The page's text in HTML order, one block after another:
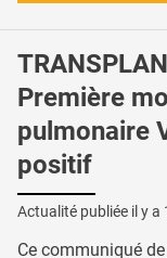
Première
pulmonaire
positif
Actualité publiée il y a
Ce communiqué